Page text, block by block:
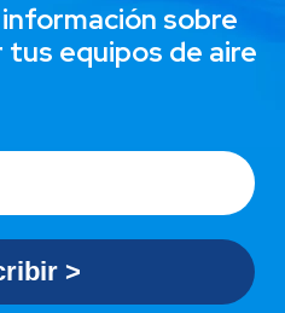
sobre
equipos de aire